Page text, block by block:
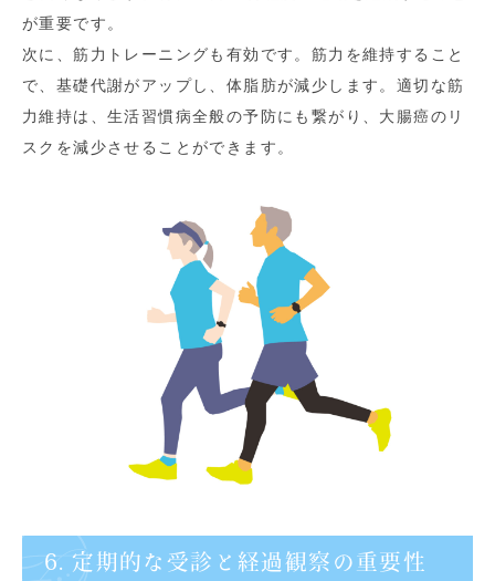
が重要です。
次に、筋力トレーニングも有効です。筋力を維持すること
で、基礎代謝がアップし、体脂肪が減少します。適切な筋
力維持は、生活習慣病全般の予防にも繋がり、大腸癌のリ
スクを減少させることができます。
6. 定期的な受診と経過観察の重要性